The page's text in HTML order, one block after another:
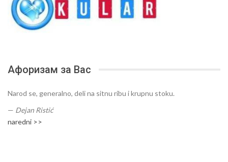
Афоризам за Вас
Narod se, generalno, deli na sitnu ribu i krupnu stoku.
— Dejan Ristić
naredni >>